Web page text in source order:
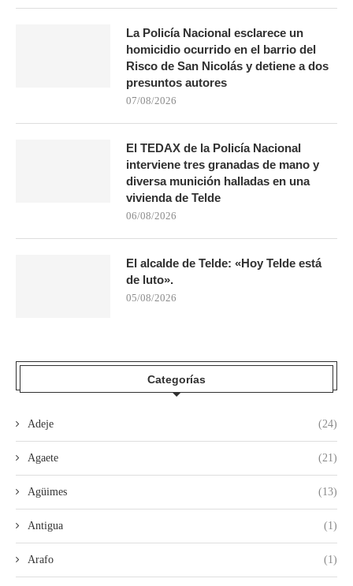
La Policía Nacional esclarece un
homicidio ocurrido en el barrio del
Risco de San Nicolás y detiene a dos
presuntos autores
07/08/2026
El TEDAX de la Policía Nacional
interviene tres granadas de mano y
diversa munición halladas en una
vivienda de Telde
06/08/2026
El alcalde de Telde: «Hoy Telde está
de luto».
05/08/2026
Categorías
Adeje (24)
Agaete (21)
Agüimes (13)
Antigua (1)
Arafo (1)